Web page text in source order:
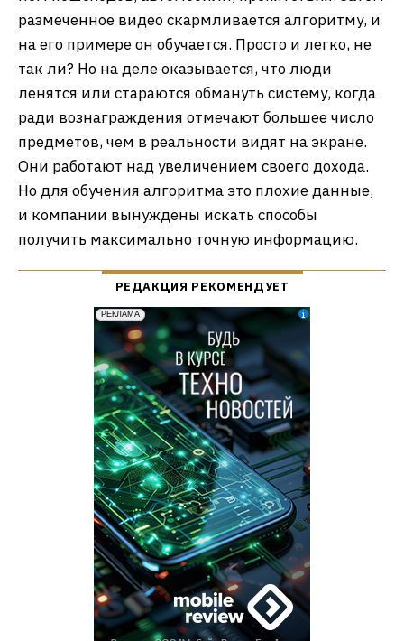
размеченное видео скармливается алгоритму, и
на его примере он обучается. Просто и легко, не
так ли? Но на деле оказывается, что люди
ленятся или стараются обмануть систему, когда
ради вознаграждения отмечают большее число
предметов, чем в реальности видят на экране.
Они работают над увеличением своего дохода.
Но для обучения алгоритма это плохие данные,
и компании вынуждены искать способы
получить максимально точную информацию.